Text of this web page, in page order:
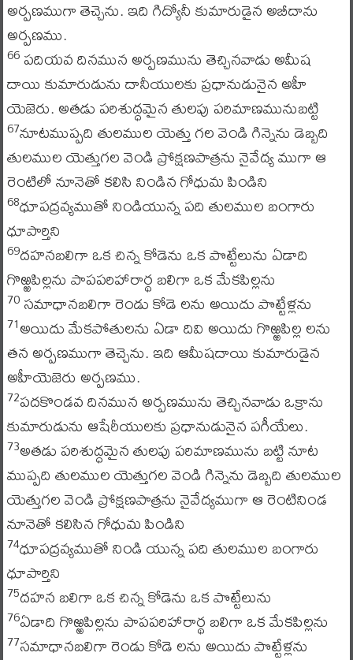
అర్పణముగా తెచ్చెను. ఇది గిద్యోనీ కుమారుడైన అబీదాను
అర్పణము.
66పదియవ దినమున అర్పణమును తెచ్చినవాడు అమీష
దాయి కుమారుడును దానీయులకు ప్రధానుడునైన అహీ
యెజెరు. అతడు పరిశుద్ధమైన తులపు పరిమాణమునుబట్టి
67నూటముప్పది తులముల యెత్తు గల వెండి గిన్నెను డెబ్బది
తులముల యెత్తుగల వెండి ప్రోక్షణపాత్రను నైవేద్య ముగా ఆ
రెంటిలో నూనెతో కలిసి నిండిన గోధుమ పిండిని
68ధూపద్రవ్యముతో నిండియున్న పది తులముల బంగారు
ధూపార్తిని
69దహనబలిగా ఒక చిన్న కోడెను ఒక పొట్టేలును ఏడాది
గొఱ్ఱపిల్లను పాపపరిహారార్థ బలిగా ఒక మేకపిల్లను
70సమాధానబలిగా రెండు కోడె లను అయిదు పొట్టేళ్లను
71అయిదు మేకపోతులను ఏడా దివి అయిదు గొఱ్ఱపిల్ల లను
తన అర్పణముగా తెచ్చెను. ఇది ఆమీషదాయి కుమారుడైన
అహీయెజెరు అర్పణము.
72పదకొండవ దినమున అర్పణమును తెచ్చినవాడు ఒక్రాను
కుమారుడును ఆషేరీయులకు ప్రధానుడునైన పగీయేలు.
73అతడు పరిశుద్ధమైన తులపు పరిమాణమును బట్టి నూట
ముప్పది తులముల యెత్తుగల వెండి గిన్నెను డెబ్బది తులముల
యెత్తుగల వెండి ప్రోక్షణపాత్రను నైవేద్యముగా ఆ రెంటినిండ
నూనెతో కలిసిన గోధుమ పిండిని
74ధూపద్రవ్యముతో నిండి యున్న పది తులముల బంగారు
ధూపార్తిని
75దహన బలిగా ఒక చిన్న కోడెను ఒక పొట్టేలును
76ఏడాది గొఱ్ఱపిల్లను పాపపరిహారార్థ బలిగా ఒక మేకపిల్లను
77సమాధానబలిగా రెండు కోడె లను అయిదు పొట్టేళ్లను